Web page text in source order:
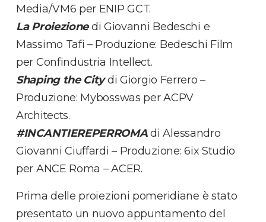
Media/VM6 per ENIP GCT.
La Proiezionedi Giovanni Bedeschi e
Massimo Tafi – Produzione: Bedeschi Film
per Confindustria Intellect.
Shaping the Citydi Giorgio Ferrero –
Produzione: Mybosswas per ACPV
Architects.
#INCANTIEREPERROMAdi Alessandro
Giovanni Ciuffardi – Produzione: 6ix Studio
per ANCE Roma – ACER.
Prima delle proiezioni pomeridiane è stato
presentato un nuovo appuntamento del